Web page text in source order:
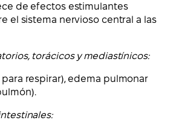
de efectos estimulantes
el sistema nervioso central a las
torácicos y mediastínicos:
respirar), edema pulmonar